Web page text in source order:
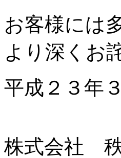
お客様には
より深くお
平成２３年
株式会社